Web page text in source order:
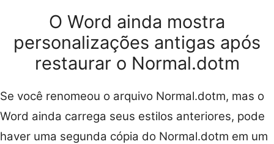
O Word ainda mostra
personalizações antigas após
restaurar o Normal.dotm
Se você renomeou o arquivo Normal.dotm, mas o
Word ainda carrega seus estilos anteriores, pode
haver uma segunda cópia do Normal.dotm em um